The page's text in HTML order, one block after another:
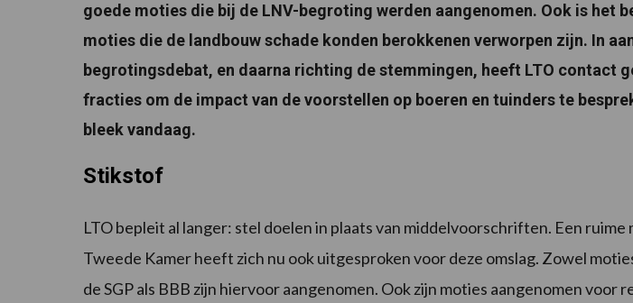
goede moties die bij de LNV-begroting werden aangenomen. Ook is het
moties die de landbouw schade konden berokkenen verworpen zijn. In
begrotingsdebat, en daarna richting de stemmingen, heeft LTO contact
fracties om de impact van de voorstellen op boeren en tuinders te
bleek vandaag.
Stikstof
LTO bepleit al langer: stel doelen in plaats van middelvoorschriften. Een ruime
Tweede Kamer heeft zich nu ook uitgesproken voor deze omslag. Zowel
de SGP als BBB zijn hiervoor aangenomen. Ook zijn moties aangenomen voor